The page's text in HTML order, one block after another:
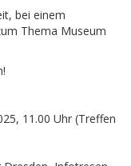
bei einem
Thema Museum
11.00 Uhr (Treffen